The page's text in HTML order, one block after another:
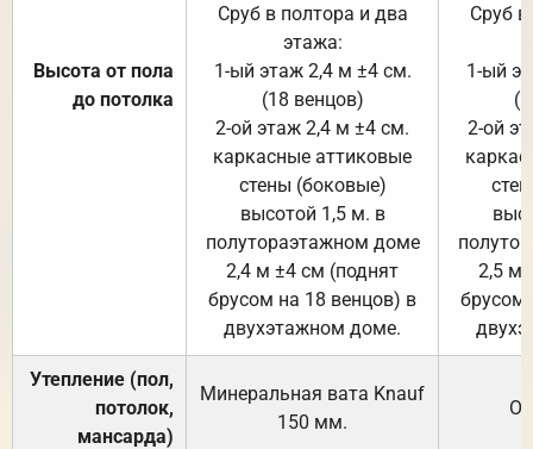
Высота от пола
до потолка
Сруб в полтора и два
этажа:
1-ый этаж 2,4 м ±4 см.
(18 венцов)
2-ой этаж 2,4 м ±4 см.
каркасные аттиковые
стены (боковые)
высотой 1,5 м. в
полутораэтажном доме
2,4 м ±4 см (поднят
брусом на 18 венцов) в
двухэтажном доме.
Сруб
1-ый
2-ой
2,5 м
брусом
Утепление (пол,
потолок,
мансарда)
Минеральная вата Knauf
150 мм.